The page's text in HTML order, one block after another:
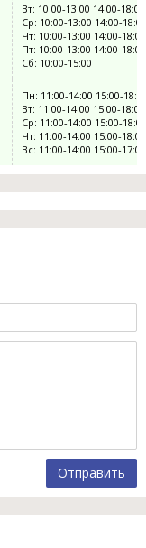
Вт: 10:00-13:00 14:00-18:00
Ср: 10:00-13:00 14:00-18:00
Чт: 10:00-13:00 14:00-18:00
Пт: 10:00-13:00 14:00-18:00
Сб: 10:00-15:00
Пн: 11:00-14:00 15:00-
Вт: 11:00-14:00 15:00-18:00
Ср: 11:00-14:00 15:00-18:00
Чт: 11:00-14:00 15:00-18:00
Вс: 11:00-14:00 15:00-17:00
Отправить